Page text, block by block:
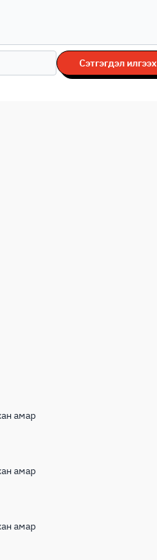
Сэтгэгдэл илгээх
амар
амар
амар